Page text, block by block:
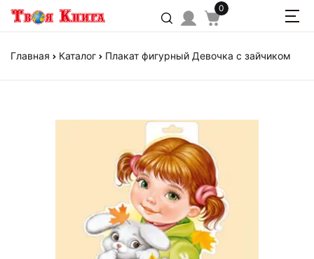
0
Главная Каталог Плакат фигурный Девочка с зайчиком